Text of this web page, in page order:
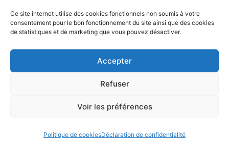
Ce site internet utilise des cookies fonctionnels non soumis à votre
consentement pour le bon fonctionnement du site ainsi que des cookies
de statistiques et de marketing que vous pouvez désactiver.
Accepter
Refuser
Voir les préférences
Politique de cookiesDéclaration de confidentialité
Eglise de florimont Balas et la Tamiere